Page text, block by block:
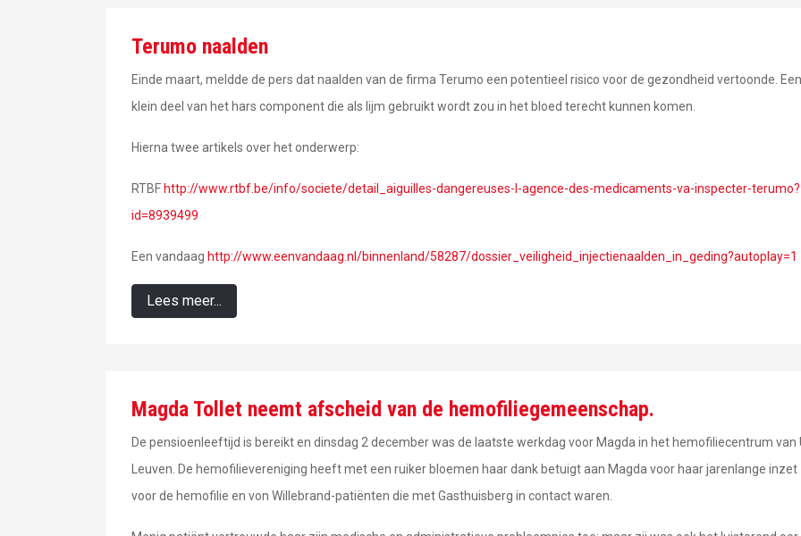
Terumo naalden
Einde maart, meldde de pers dat naalden van de firma Terumo een potentieel risico voor de gezondheid vertoonde. Een
klein deel van het hars component die als lijm gebruikt wordt zou in het bloed terecht kunnen komen.
Hierna twee artikels over het onderwerp:
RTBF http://www.rtbf.be/info/societe/detail_aiguilles-dangereuses-l-agence-des-medicaments-va-inspecter-terumo?
id=8939499
Een vandaag http://www.eenvandaag.nl/binnenland/58287/dossier_veiligheid_injectienaalden_in_geding?autoplay=1
Lees meer...
Magda Tollet neemt afscheid van de hemofiliegemeenschap.
De pensioenleeftijd is bereikt en dinsdag 2 december was de laatste werkdag voor Magda in het hemofiliecentrum van
Leuven. De hemofilievereniging heeft met een ruiker bloemen haar dank betuigt aan Magda voor haar jarenlange inzet
voor de hemofilie en von Willebrand-patiënten die met Gasthuisberg in contact waren.